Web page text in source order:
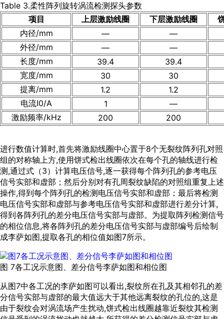
Table 3.柔性阵列旋转涡流检测探头参数
项目
上层激励线圈 下层激励线圈
内径/mm
—
—
外径/mm
—
—
长度/mm
39.4
39.4
宽度/mm
30
30
提离/mm
1.2
1.2
电流I0/A
1
—
激励频率/kHz
200 200
进行数值计算时,首先将激励线圈中心置于8个无裂纹阵列孔对照
组的对称轴上方,使用饼式检出线圈依次在每个孔的轴线进行检
测,通过式（3）计算电压信号,逐一获得每个阵列孔的参考电压
信号实部和虚部；然后分别对有孔周裂纹缺陷的对照组重复上述
操作,得到每个阵列孔的检测电压信号实部和虚部；最后将检测
电压信号实部和虚部与参考电压信号实部和虚部进行差分计算,
得到各阵列孔的差分电压信号实部与虚部。为提取阵列检测信号
的相位信息,将各阵列孔的差分电压信号实部与虚部编号后绘制
成李萨如图,提取各孔的相位值如图7所示。
图 7各工况示意图、差分信号李萨如图和相位图
从图7中各工况的李萨如图可以看出,裂纹所在孔及其相邻孔的差
分信号实部与虚部的最大值远大于其他远离裂纹的孔位的,这是
由于裂纹会对涡流场产生扰动,饼式检出线圈越靠近裂纹其检测